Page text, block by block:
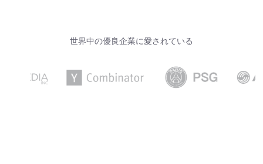
世界中の優良企業に愛されている